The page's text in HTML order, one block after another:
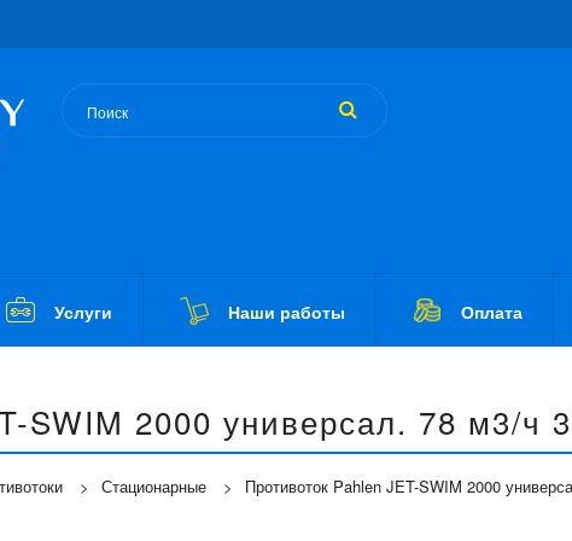
Услуги Наши работы Оплата
SWIM 2000 универсал. 78 м3/ч
Стационарные Противоток Pahlen JET-SWIM 2000